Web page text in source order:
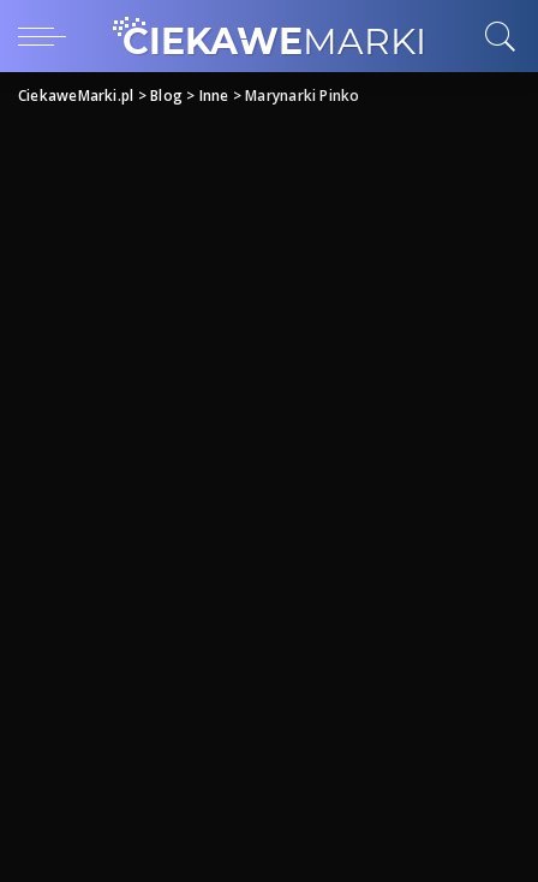
CiekaweMarki.pl >Blog> Inne >Marynarki Pinko